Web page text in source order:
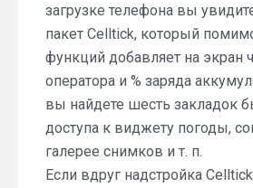
загрузке телефона вы
пакет Celltick, который
функций добавляет на экран
оператора и % заряда
вы найдете шесть закладок
доступа к виджету погоды,
галерее снимков и т. п.
Если вдруг надстройка